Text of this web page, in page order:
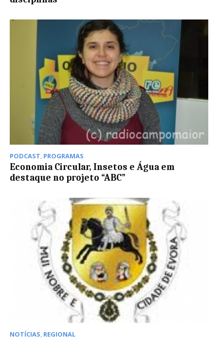
PODCAST, PROGRAMAS
Economia Circular, Insetos e Água em
destaque no projeto “ABC”
NOTÍCIAS, REGIONAL